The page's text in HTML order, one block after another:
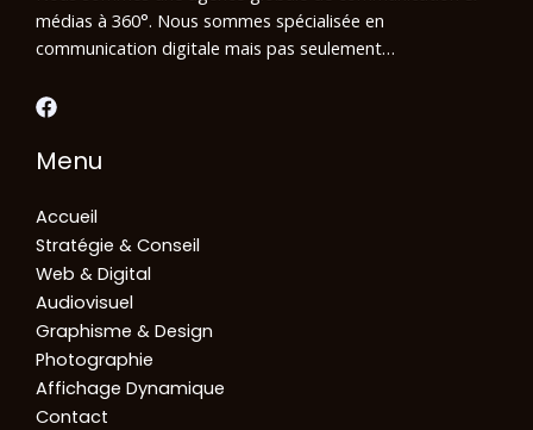
médias à 360°. Nous sommes spécialisée en
communication digitale mais pas seulement…
Menu
Accueil
Stratégie & Conseil
Web & Digital
Audiovisuel
Graphisme & Design
Photographie
Affichage Dynamique
Contact